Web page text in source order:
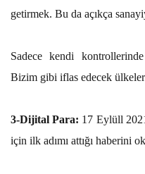
getirmek. Bu da açıkça
Sadece kendi
Bizim gibi iflas edecek ülkeler
3-Dijital Para: 17 Eylüll
için ilk adımı attığı haberini